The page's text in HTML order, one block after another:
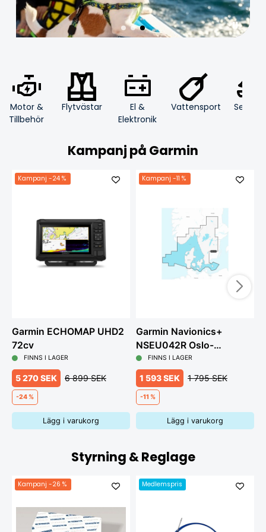
Motor &
Tillbehör
Flytvästar
El &
Elektronik
Vattensport Segling
Kampanj på Garmin
Kampanj -24 %
Garmin ECHOMAP UHD2
72cv
FINNS I LAGER
5 270 SEK 6 899 SEK
-24 %
Lägg i varukorg
Kampanj -11 %
Garmin Navionics+
NSEU042R Oslo-
Trelleborg, Vänern och
Vättern
FINNS I LAGER
1 593 SEK 1 795 SEK
-11 %
Lägg i varukorg
Styrning & Reglage
Kampanj -26 % Medlemspris